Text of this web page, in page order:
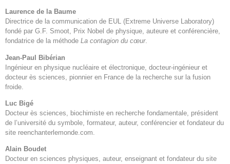
Laurence de la Baume
Directrice de la communication de EUL (Extreme Universe Laboratory)
fondé par G.F. Smoot, Prix Nobel de physique, auteure et conférencière,
fondatrice de la méthode La contagion du cœur.
Jean-Paul Bibérian
Ingénieur en physique nucléaire et électronique, docteur-ingénieur et
docteur ès sciences, pionnier en France de la recherche sur la fusion
froide.
Luc Bigé
Docteur ès sciences, biochimiste en recherche fondamentale, président
de l’université du symbole, formateur, auteur, conférencier et fondateur du
site reenchanterlemonde.com.
Alain Boudet
Docteur en sciences physiques, auteur, enseignant et fondateur du site